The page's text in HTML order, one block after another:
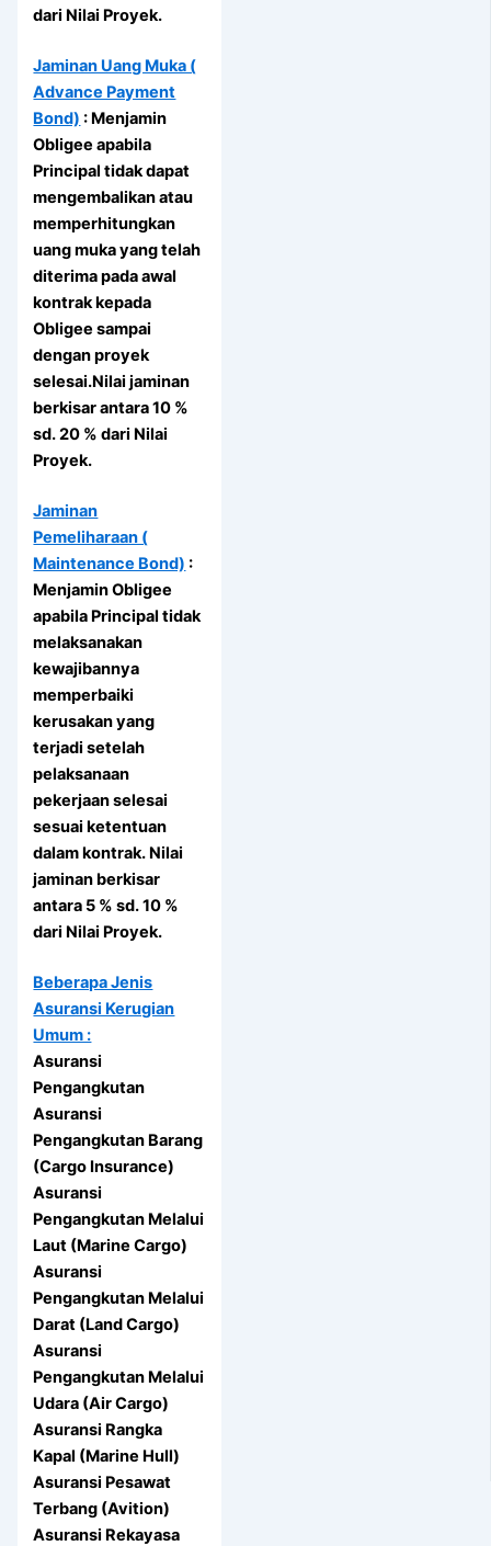
dari Nilai Proyek.
Jaminan Uang Muka (
Advance Payment
Bond) : Menjamin
Obligee apabila
Principal tidak dapat
mengembalikan atau
memperhitungkan
uang muka yang telah
diterima pada awal
kontrak kepada
Obligee sampai
dengan proyek
selesai.Nilai jaminan
berkisar antara 10 %
sd. 20 % dari Nilai
Proyek.
Jaminan
Pemeliharaan (
Maintenance Bond) :
Menjamin Obligee
apabila Principal tidak
melaksanakan
kewajibannya
memperbaiki
kerusakan yang
terjadi setelah
pelaksanaan
pekerjaan selesai
sesuai ketentuan
dalam kontrak. Nilai
jaminan berkisar
antara 5 % sd. 10 %
dari Nilai Proyek.
Beberapa Jenis
Asuransi Kerugian
Umum :
Asuransi
Pengangkutan
Asuransi
Pengangkutan Barang
(Cargo Insurance)
Asuransi
Pengangkutan Melalui
Laut (Marine Cargo)
Asuransi
Pengangkutan Melalui
Darat (Land Cargo)
Asuransi
Pengangkutan Melalui
Udara (Air Cargo)
Asuransi Rangka
Kapal (Marine Hull)
Asuransi Pesawat
Terbang (Avition)
Asuransi Rekayasa